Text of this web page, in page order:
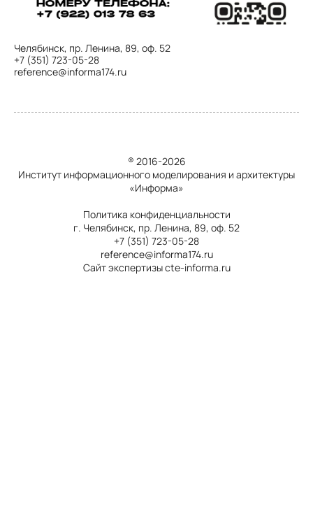
Челябинск, пр. Ленина, 89, оф. 52
+7 (351) 723-05-28
reference@informa174.ru
® 2016-2026
Институт информационного моделирования и архитектуры
«Информа»
Политика конфиденциальности
г. Челябинск, пр. Ленина, 89, оф. 52
+7 (351) 723-05-28
reference@informa174.ru
Сайт экспертизы cte-informa.ru